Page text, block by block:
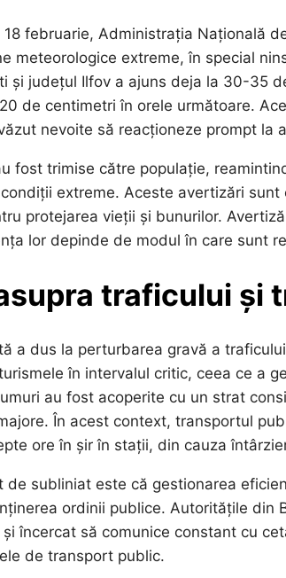
februarie, Administrația Națională
meteorologice extreme, în special
și județul Ilfov a ajuns deja la 30-35
de centimetri în orele următoare.
nevoite să reacționeze prompt la
fost trimise către populație,
extreme. Aceste avertizări
protejarea vieții și bunurilor.
lor depinde de modul în care sunt
traficului și
a dus la perturbarea gravă a
în intervalul critic, ceea ce a
au fost acoperite cu un strat
În acest context, transportul
ore în șir în stații, din cauza
de subliniat este că gestionarea
ordinii publice. Autoritățile din
încercat să comunice constant cu
de transport public.